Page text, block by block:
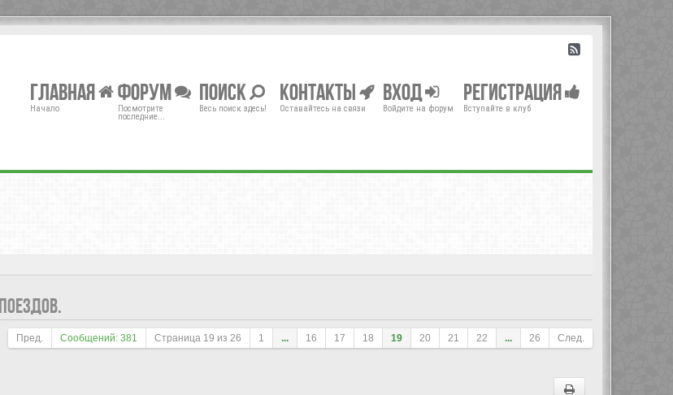
Главная
Начало
Форум
Посмотрите
последние...
Поиск
Весь поиск здесь!
Контакты
Оставайтесь на связи
Вход
Войдите на форум
Регистрация
Вступайте в клуб
Пред. Сообщений: 381 Страница 19 из 26 1 ... 16 17 18 19 20 21 22 ... 26 След.